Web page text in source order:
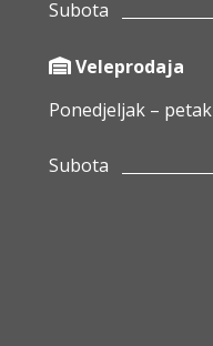
Subota
Veleprodaja
Ponedjeljak – petak
Subota